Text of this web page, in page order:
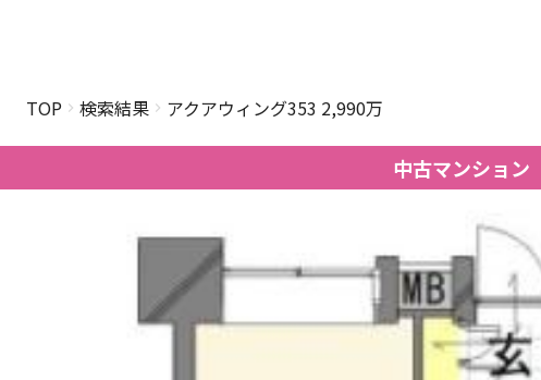
TOP 検索結果 アクアウィング353 2,990万
中古マンション